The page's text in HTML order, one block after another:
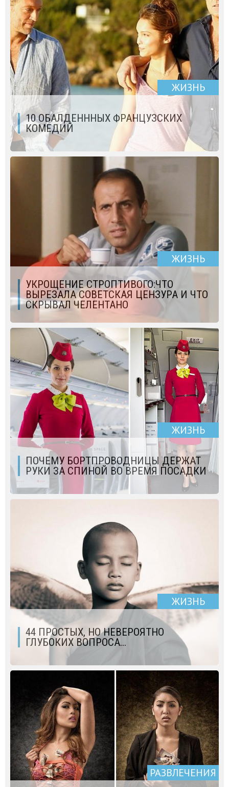
ЖИЗНЬ
10 ОБАЛДЕНННЫХ ФРАНЦУЗСКИХ
КОМЕДИЙ
ЖИЗНЬ
УКРОЩЕНИЕ СТРОПТИВОГО:ЧТО
ВЫРЕЗАЛА СОВЕТСКАЯ ЦЕНЗУРА И ЧТО
СКРЫВАЛ ЧЕЛЕНТАНО
ЖИЗНЬ
ПОЧЕМУ БОРТПРОВОДНИЦЫ ДЕРЖАТ
РУКИ ЗА СПИНОЙ ВО ВРЕМЯ ПОСАДКИ
ЖИЗНЬ
44 ПРОСТЫХ, НО НЕВЕРОЯТНО
ГЛУБОКИХ ВОПРОСА...
РАЗВЛЕЧЕНИЯ